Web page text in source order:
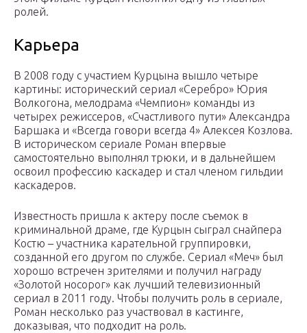
ролей.
Карьера
В 2008 году с участием Курцына вышло четыре
картины: исторический сериал «Серебро» Юрия
Волкогона, мелодрама «Чемпион» команды из
четырех режиссеров, «Счастливого пути» Александра
Баршака и «Всегда говори всегда 4» Алексея Козлова.
В историческом сериале Роман впервые
самостоятельно выполнял трюки, и в дальнейшем
освоил профессию каскадер и стал членом гильдии
каскадеров.
Известность пришла к актеру после съемок в
криминальной драме, где Курцын сыграл снайпера
Костю – участника карательной группировки,
созданной его другом по службе. Сериал «Меч» был
хорошо встречен зрителями и получил награду
«Золотой носорог» как лучший телевизионный
сериал в 2011 году. Чтобы получить роль в сериале,
Роман несколько раз участвовал в кастинге,
доказывая, что подходит на роль.